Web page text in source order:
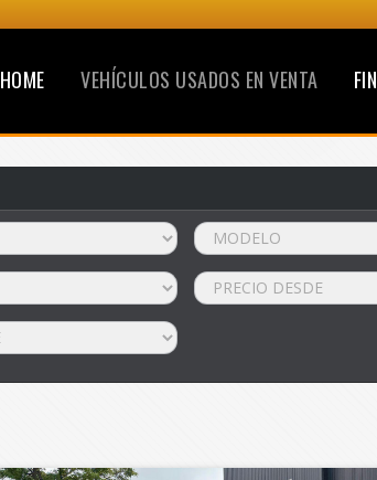
HOME VEHÍCULOS USADOS EN VENTA